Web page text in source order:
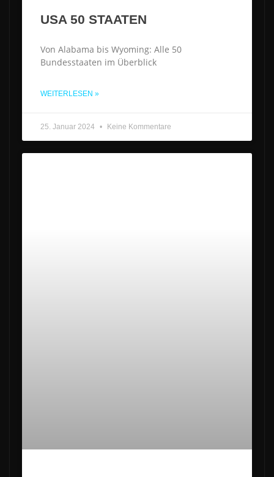
USA 50 STAATEN
Von Alabama bis Wyoming: Alle 50
Bundesstaaten im Überblick
WEITERLESEN »
25. Januar 2024 Keine Kommentare